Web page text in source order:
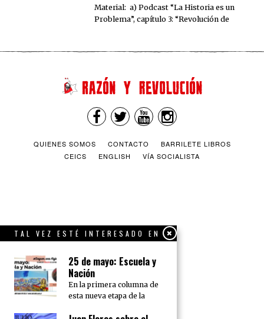
Material: a) Podcast “La Historia es un
Problema”, capítulo 3: “Revolución de
QUIENES SOMOS CONTACTO
BARRILETE LIBROS
CEICS
ENGLISH VÍA SOCIALISTA
TAL VEZ ESTÉ INTERESADO EN
25 de mayo: Escuela y
Nación
En la primera columna de
esta nueva etapa de la